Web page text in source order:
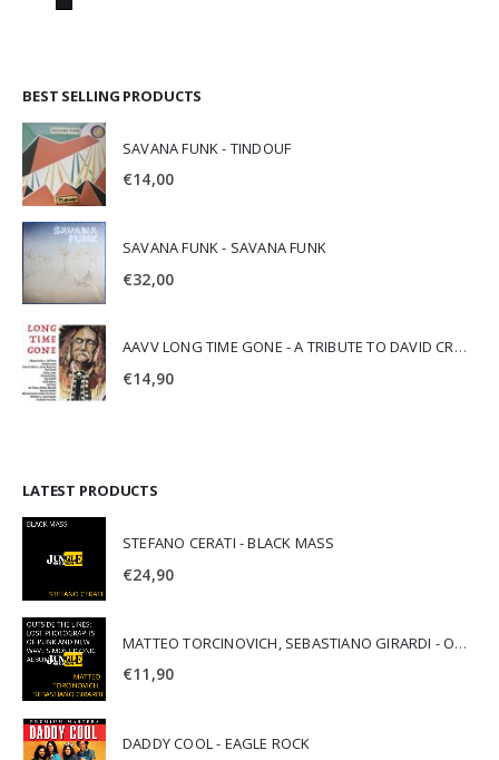
BEST SELLING PRODUCTS
SAVANA FUNK - TINDOUF
€14,00
SAVANA FUNK - SAVANA FUNK
€32,00
AAVV LONG TIME GONE - A TRIBUTE TO DAVID CROSBY
€14,90
LATEST PRODUCTS
STEFANO CERATI - BLACK MASS
€24,90
MATTEO TORCINOVICH, SEBASTIANO GIRARDI - OUTSIDE THE LINES: LOST PHOTOGRAPHS OF PUNK AND NEW WAVE'S MOST ICONIC ALBUMS
€11,90
DADDY COOL - EAGLE ROCK